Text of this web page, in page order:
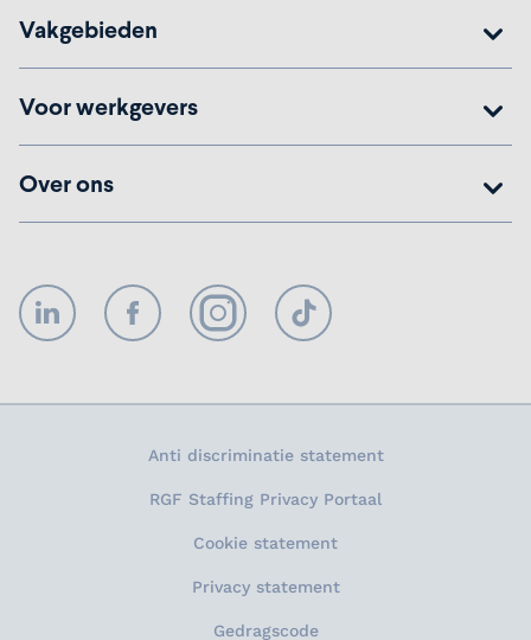
Vakgebieden
Voor werkgevers
Over ons
LinkedIn FacebookInstagramTikTok
Anti discriminatie statement
RGF Staffing Privacy Portaal
Cookie statement
Privacy statement
Gedragscode